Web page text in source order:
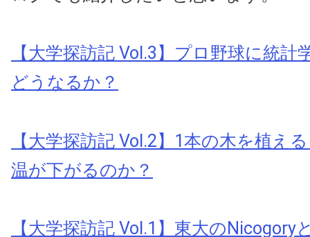
【大学探訪記 Vol.3】プロ野球に統計
どうなるか？
【大学探訪記 Vol.2】1本の木を植え
温が下がるのか？
【大学探訪記 Vol.1】東大のNicogory